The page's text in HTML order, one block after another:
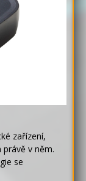
zařízení,
v něm.
se